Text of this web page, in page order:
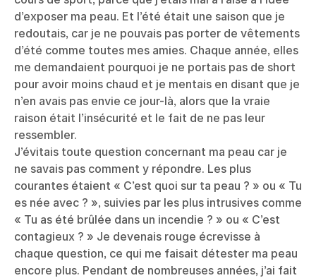
d’exposer ma peau. Et l’été était une saison que je
redoutais, car je ne pouvais pas porter de vêtements
d’été comme toutes mes amies. Chaque année, elles
me demandaient pourquoi je ne portais pas de short
pour avoir moins chaud et je mentais en disant que je
n’en avais pas envie ce jour-là, alors que la vraie
raison était l’insécurité et le fait de ne pas leur
ressembler.
J’évitais toute question concernant ma peau car je
ne savais pas comment y répondre. Les plus
courantes étaient « C’est quoi sur ta peau ? » ou « Tu
es née avec ? », suivies par les plus intrusives comme
« Tu as été brûlée dans un incendie ? » ou « C’est
contagieux ? » Je devenais rouge écrevisse à
chaque question, ce qui me faisait détester ma peau
encore plus. Pendant de nombreuses années, j’ai fait